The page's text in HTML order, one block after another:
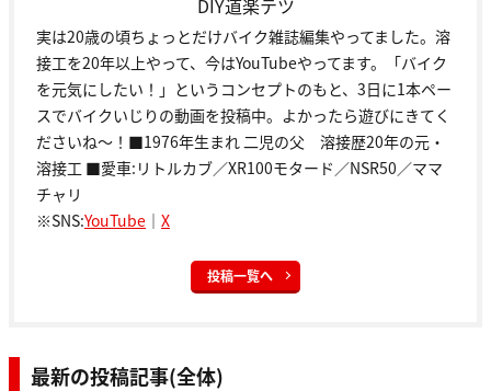
DIY道楽テツ
実は20歳の頃ちょっとだけバイク雑誌編集やってました。溶
接工を20年以上やって、今はYouTubeやってます。「バイク
を元気にしたい！」というコンセプトのもと、3日に1本ペー
スでバイクいじりの動画を投稿中。よかったら遊びにきてく
ださいね～！■1976年生まれ 二児の父 溶接歴20年の元・
溶接工 ■愛車:リトルカブ／XR100モタード／NSR50／ママ
チャリ
※SNS:YouTube ｜ X
投稿一覧へ
最新の投稿記事(全体)